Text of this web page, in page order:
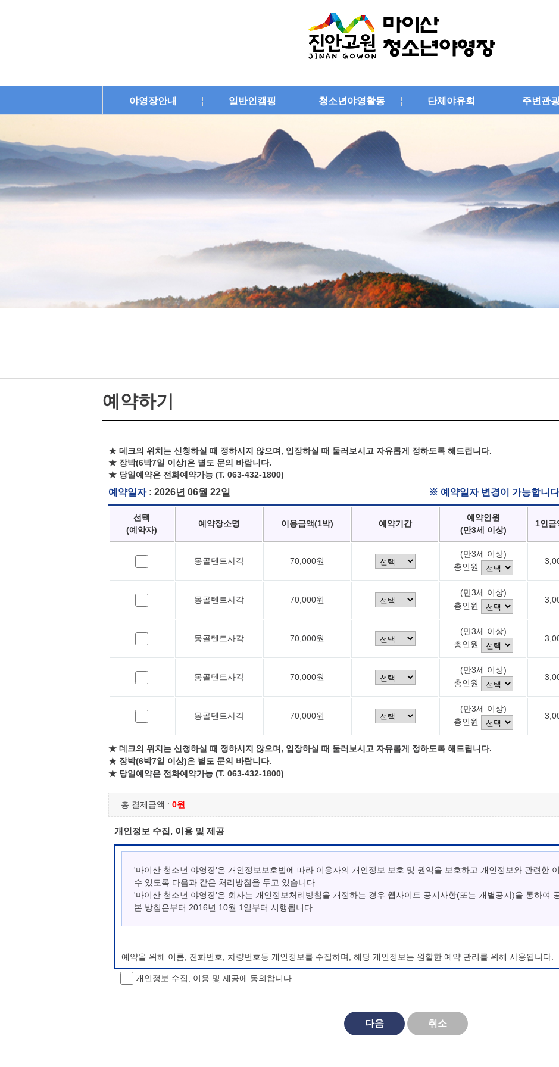
야영장안내 일반인캠핑 청소년야영활동 단체야유회 주변관
예약하기
★ 데크의 위치는 신청하실 때 정하시지 않으며, 입장하실 때 둘러보시고 자유롭게 정하도록 해드립니다.
★ 장박(6박7일 이상)은 별도 문의 바랍니다.
★ 당일예약은 전화예약가능 (T. 063-432-1800)
예약일자: 2026년 06월 22일 ※ 예약일자 변경이 가능합니
선택
(예약자)
예약장소명 이용금액(1박) 예약기간
예약인원
(만3세 이상)
1인금
몽골텐트사각 70,000원
(만3세 이상)
총인원
몽골텐트사각 70,000원
(만3세 이상)
총인원
몽골텐트사각 70,000원
(만3세 이상)
총인원
몽골텐트사각 70,000원
(만3세 이상)
총인원
몽골텐트사각 70,000원
(만3세 이상)
총인원
★ 데크의 위치는 신청하실 때 정하시지 않으며, 입장하실 때 둘러보시고 자유롭게 정하도록 해드립니다.
★ 장박(6박7일 이상)은 별도 문의 바랍니다.
★ 당일예약은 전화예약가능 (T. 063-432-1800)
총 결제금액 : 0원
개인정보 수집, 이용 및 제공
'마이산 청소년 야영장'은 개인정보보호법에 따라 이용자의 개인정보 보호 및 권익을 보호하고 개인정보와 관련한
수 있도록 다음과 같은 처리방침을 두고 있습니다.
'마이산 청소년 야영장'은 회사는 개인정보처리방침을 개정하는 경우 웹사이트 공지사항(또는 개별공지)을 통하여
본 방침은부터 2016년 10월 1일부터 시행됩니다.
예약을 위해 이름, 전화번호, 차량번호등 개인정보를 수집하며, 해당 개인정보는 원할한 예약 관리를 위해 사용됩니다.
개인정보 처리방침 변경
개인정보 수집, 이용 및 제공에 동의합니다.
다음 취소